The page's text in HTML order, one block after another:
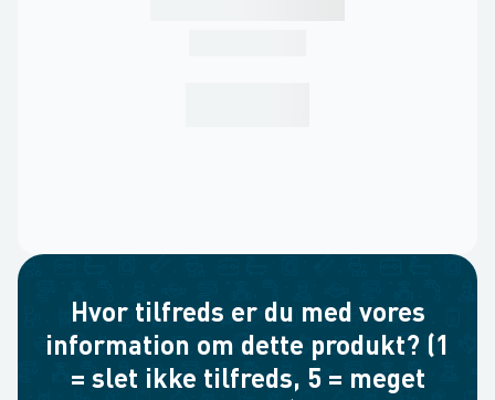
Hvor tilfreds er du med vores
information om dette produkt? (1
= slet ikke tilfreds, 5 = meget